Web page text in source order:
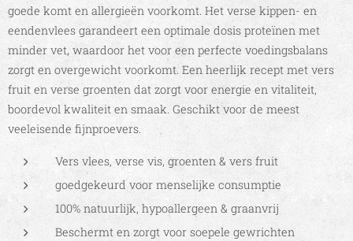
goede komt en allergieën voorkomt. Het verse kippen- en
eendenvlees garandeert een optimale dosis proteïnen met
minder vet, waardoor het voor een perfecte voedingsbalans
zorgt en overgewicht voorkomt. Een heerlijk recept met vers
fruit en verse groenten dat zorgt voor energie en vitaliteit,
boordevol kwaliteit en smaak. Geschikt voor de meest
veeleisende fijnproevers.
Vers vlees, verse vis, groenten & vers fruit
goedgekeurd voor menselijke consumptie
100% natuurlijk, hypoallergeen & graanvrij
Beschermt en zorgt voor soepele gewrichten